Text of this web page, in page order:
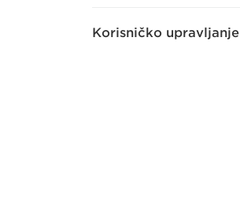
Korisničko upravljanje